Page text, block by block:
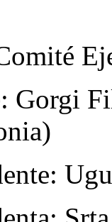
Gorgi